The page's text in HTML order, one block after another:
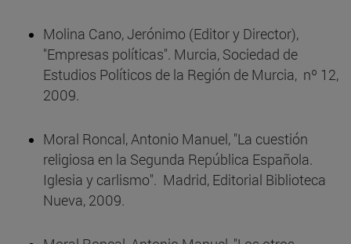
Molina Cano, Jerónimo (Editor y Director),
"Empresas políticas". Murcia, Sociedad de
Estudios Políticos de la Región de Murcia, nº 12,
2009.
Moral Roncal, Antonio Manuel, "La cuestión
religiosa en la Segunda República Española.
Iglesia y carlismo". Madrid, Editorial Biblioteca
Nueva, 2009.